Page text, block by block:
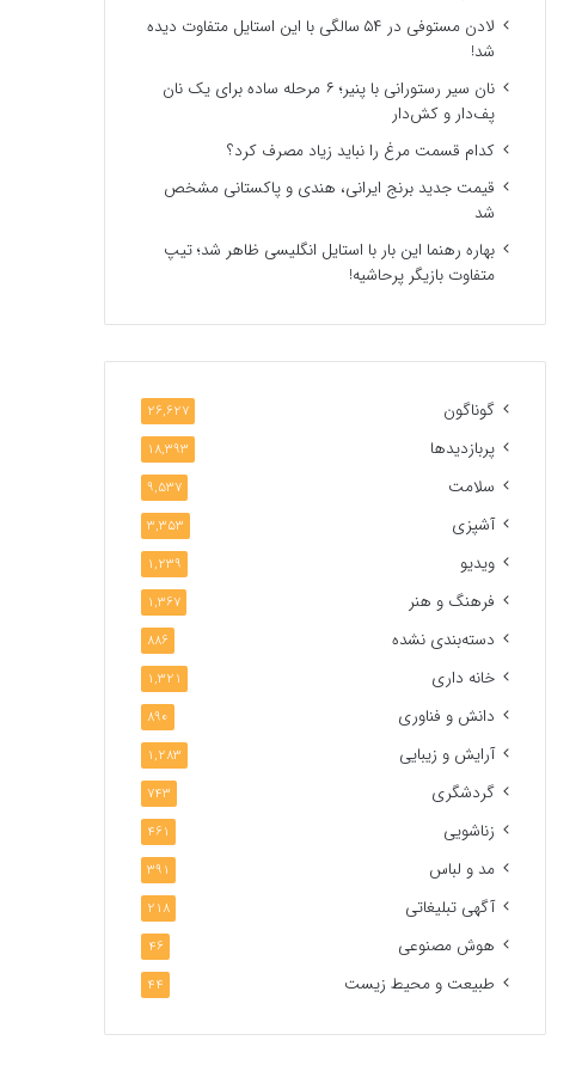
لادن مستوفی در ۵۴ سالگی با این استایل متفاوت دیده
شد!
نان سیر رستورانی با پنیر؛ ۶ مرحله ساده برای یک نان
پف‌دار و کش‌دار
کدام قسمت مرغ را نباید زیاد مصرف کرد؟
قیمت جدید برنج ایرانی، هندی و پاکستانی مشخص
شد
بهاره رهنما این بار با استایل انگلیسی ظاهر شد؛ تیپ
متفاوت بازیگر پرحاشیه!
گوناگون 26,627
پربازدیدها 18,393
سلامت 9,537
آشپزی 3,353
ویدیو 1,239
فرهنگ و هنر 1,367
دسته‌بندی نشده 886
خانه داری 1,321
دانش و فناوری 890
آرایش و زیبایی 1,283
گردشگری 743
زناشویی 461
مد و لباس 391
آگهی تبلیغاتی 218
هوش مصنوعی 46
طبیعت و محیط زیست 44